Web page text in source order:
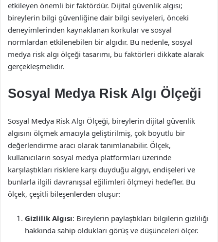
etkileyen önemli bir faktördür. Dijital güvenlik algısı;
bireylerin bilgi güvenliğine dair bilgi seviyeleri, önceki
deneyimlerinden kaynaklanan korkular ve sosyal
normlardan etkilenebilen bir algıdır. Bu nedenle, sosyal
medya risk algı ölçeği tasarımı, bu faktörleri dikkate alarak
gerçekleşmelidir.
Sosyal Medya Risk Algı Ölçeği
Sosyal Medya Risk Algı Ölçeği, bireylerin dijital güvenlik
algısını ölçmek amacıyla geliştirilmiş, çok boyutlu bir
değerlendirme aracı olarak tanımlanabilir. Ölçek,
kullanıcıların sosyal medya platformları üzerinde
karşılaştıkları risklere karşı duyduğu algıyı, endişeleri ve
bunlarla ilgili davranışsal eğilimleri ölçmeyi hedefler. Bu
ölçek, çeşitli bileşenlerden oluşur:
Gizlilik Algısı: Bireylerin paylaştıkları bilgilerin gizliliği
hakkında sahip oldukları görüş ve düşünceleri ölçer.